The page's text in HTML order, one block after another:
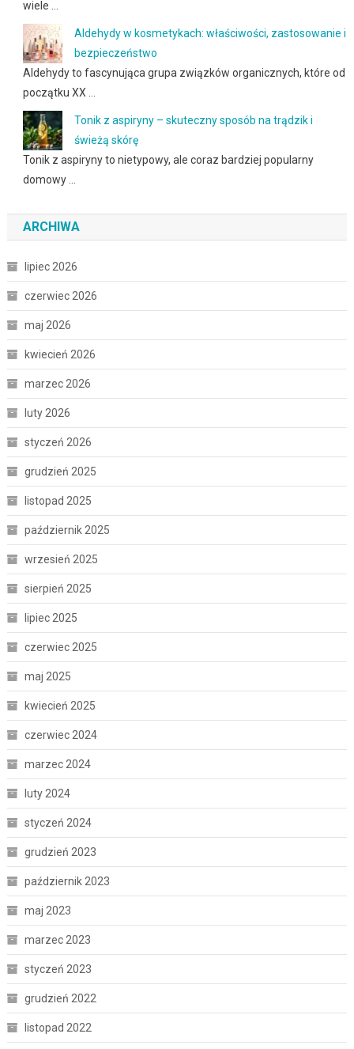
wiele …
Aldehydy w kosmetykach: właściwości, zastosowanie i
bezpieczeństwo
Aldehydy to fascynująca grupa związków organicznych, które od
początku XX …
Tonik z aspiryny – skuteczny sposób na trądzik i
świeżą skórę
Tonik z aspiryny to nietypowy, ale coraz bardziej popularny
domowy …
ARCHIWA
lipiec 2026
czerwiec 2026
maj 2026
kwiecień 2026
marzec 2026
luty 2026
styczeń 2026
grudzień 2025
listopad 2025
październik 2025
wrzesień 2025
sierpień 2025
lipiec 2025
czerwiec 2025
maj 2025
kwiecień 2025
czerwiec 2024
marzec 2024
luty 2024
styczeń 2024
grudzień 2023
październik 2023
maj 2023
marzec 2023
styczeń 2023
grudzień 2022
listopad 2022